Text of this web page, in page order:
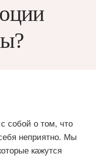
собой о том, что
неприятно. Мы
кажутся